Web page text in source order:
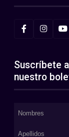
Suscríbete a
nuestro